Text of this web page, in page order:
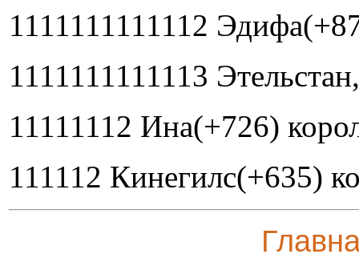
1111111111112
1111111111113
11111112 Ина(+726)
111112 Кинегилс(+635)